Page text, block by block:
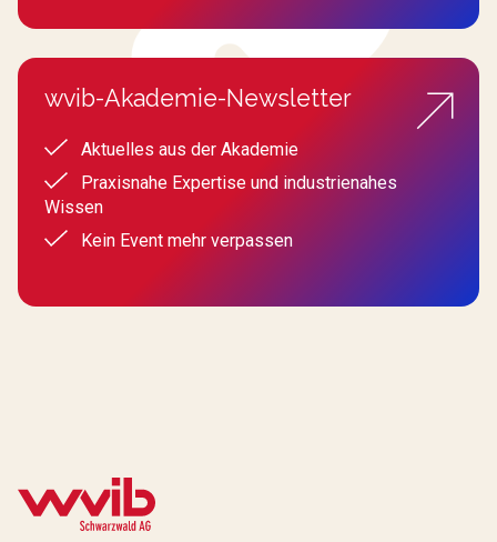
wvib-Akademie-Newsletter
Aktuelles aus der Akademie
Praxisnahe Expertise und industrienahes
Wissen
Kein Event mehr verpassen